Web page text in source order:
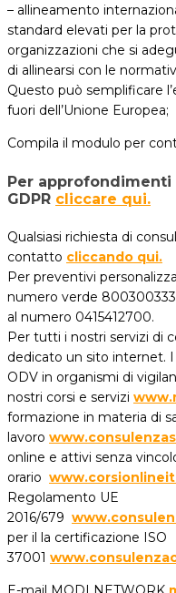
– allineamento
standard elevati per la
organizzazioni che si
di allinearsi con le
Questo può semplificare
fuori dell’Unione Europea;
Compila il modulo per
Per approfondimenti
GDPR cliccare qui.
Qualsiasi richiesta di
contatto cliccando qui.
Per preventivi
numero verde
al numero 0415412700.
Per tutti i nostri servizi di
dedicato un sito internet.
ODV in organismi di
nostri corsi e servizi
formazione in materia di
lavoro
online e attivi senza
orario
Regolamento UE
2016/679
per il la certificazione ISO
37001